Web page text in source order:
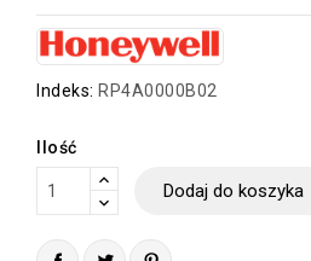
Indeks: RP4A0000B02
Ilość
Dodaj do koszyka